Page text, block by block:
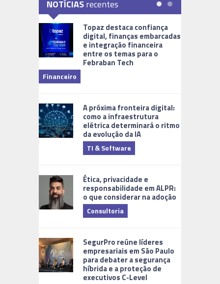
NOTÍCIASrecentes
Topaz destaca confiança
digital, finanças embarcadas
e integração financeira
entre os temas para o
Febraban Tech
Financeiro
A próxima fronteira digital:
como a infraestrutura
elétrica determinará o ritmo
da evolução da IA
TI & Software
Ética, privacidade e
responsabilidade em ALPR:
o que considerar na adoção
Consultoria
SegurPro reúne líderes
empresariais em São Paulo
para debater a segurança
híbrida e a proteção de
executivos C-Level